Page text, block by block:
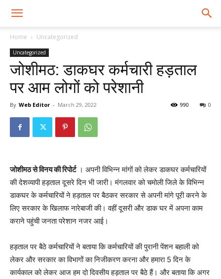
Home Uncategorized
Uncategorized
जोशीमठ: डाकघर कर्मचारी हड़ताल
पर आम लोगों को परेशानी
By Web Editor - March 29, 2022 0
990
जोशीमठ से विनय की रिपोर्ट। अपनी विभिन्न मांगों को लेकर डाकघर कर्मचारियों
की देशव्यापी हड़ताल दूसरे दिन भी जारी। मंगलवार को चमोली जिले के विभिन्न
डाकघर के कर्मचारियों ने हड़ताल पर बैठकर सरकार से अपनी मांगे पूरी करने के
लिए सरकार के खिलाफ नारेबाजी की। वहीं दूसरी और डाक घर में अपना काम
कराने पहुंची जनता परेशान नजर आई।
हड़ताल पर बैठे कर्मचारियों ने बताया कि कर्मचारियों की पुरानी पेंशन बहाली को
लेकर और सरकार का विभागों का निजीकरण करना और हमारा 5 दिन के
कार्यकाल को लेकर आज हम दो दिवसीय हड़ताल पर बैठे हैं। और बताया कि अगर